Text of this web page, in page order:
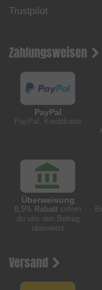
Trustpilot
Zahlungsweisen
PayPal
PayPal, Kreditkarte
Überweisung
0,5% Rabatt sofern
du uns den Betrag
überweist
Versand